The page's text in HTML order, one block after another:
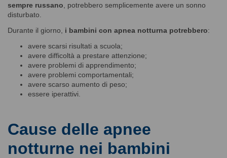
sempre russano , potrebbero semplicemente avere un sonno
disturbato.
Durante il giorno, i bambini con apnea notturna potrebbero:
avere scarsi risultati a scuola;
avere difficoltà a prestare attenzione;
avere problemi di apprendimento;
avere problemi comportamentali;
avere scarso aumento di peso;
essere iperattivi.
Cause delle apnee
notturne nei bambini